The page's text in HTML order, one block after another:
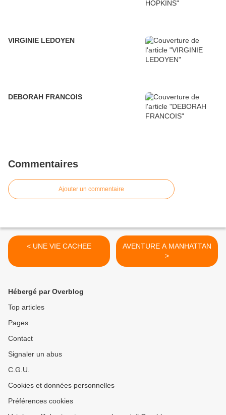
VIRGINIE LEDOYEN
DEBORAH FRANCOIS
Commentaires
Ajouter un commentaire
< UNE VIE CACHEE
AVENTURE A MANHATTAN
>
Hébergé par Overblog
Top articles
Pages
Contact
Signaler un abus
C.G.U.
Cookies et données personnelles
Préférences cookies